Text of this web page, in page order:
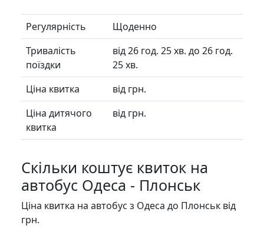
Регулярність
Щоденно
Тривалість
поїздки
від 26 год. 25 хв. до 26 год.
25 хв.
Ціна квитка
від грн.
Ціна дитячого
квитка
від грн.
Скільки коштує квиток на
автобус Одеса - Плонськ
Ціна квитка на автобус з Одеса до Плонськ від
грн.